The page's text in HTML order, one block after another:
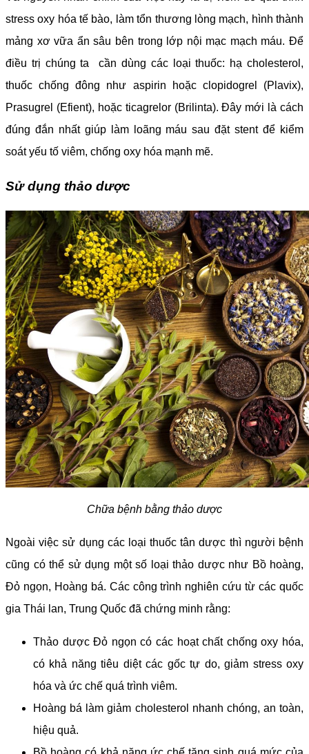
stress oxy hóa tế bào, làm tổn thương lòng mạch, hình thành
mảng xơ vữa ẩn sâu bên trong lớp nội mạc mạch máu. Để
điều trị chúng ta cần dùng các loại thuốc: hạ cholesterol,
thuốc chống đông như aspirin hoặc clopidogrel (Plavix),
Prasugrel (Efient), hoặc ticagrelor (Brilinta). Đây mới là cách
đúng đắn nhất giúp làm loãng máu sau đặt stent để kiểm
soát yếu tố viêm, chống oxy hóa mạnh mẽ.
Sử dụng thảo dược
Chữa bệnh bằng thảo dược
Ngoài việc sử dụng các loại thuốc tân dược thì người bệnh
cũng có thể sử dụng một số loại thảo dược như Bồ hoàng,
Đỏ ngọn, Hoàng bá. Các công trình nghiên cứu từ các quốc
gia Thái lan, Trung Quốc đã chứng minh rằng:
Thảo dược Đỏ ngọn có các hoạt chất chống oxy hóa,
có khả năng tiêu diệt các gốc tự do, giảm stress oxy
hóa và ức chế quá trình viêm.
Hoàng bá làm giảm cholesterol nhanh chóng, an toàn,
hiệu quả.